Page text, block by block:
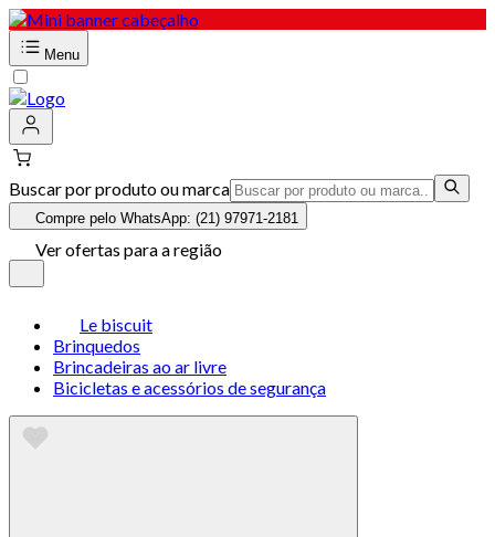
Menu
Buscar por produto ou marca
Compre pelo WhatsApp: (21) 97971-2181
Ver ofertas para a região
Le biscuit
Brinquedos
Brincadeiras ao ar livre
Bicicletas e acessórios de segurança